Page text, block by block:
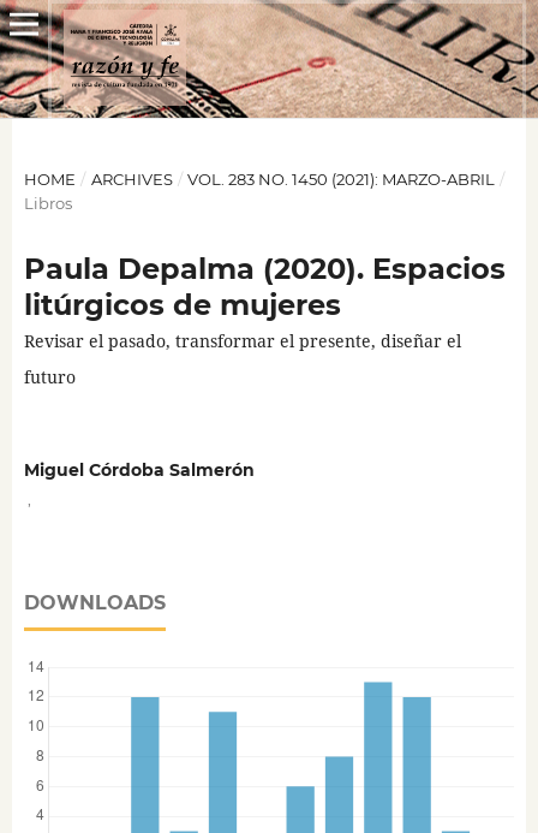
HOME / ARCHIVES / VOL. 283 NO. 1450 (2021): MARZO-ABRIL
/
Libros
Paula Depalma (2020). Espacios
litúrgicos de mujeres
Revisar el pasado, transformar el presente, diseñar el
futuro
Miguel Córdoba Salmerón
DOWNLOADS